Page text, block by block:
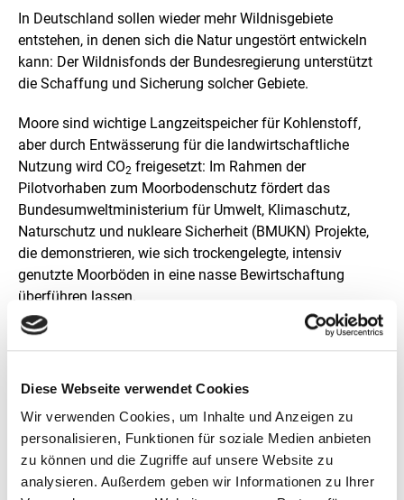
Diese Webseite verwendet Cookies
Wir verwenden Cookies, um Inhalte und Anzeigen zu
personalisieren, Funktionen für soziale Medien anbieten
zu können und die Zugriffe auf unsere Website zu
analysieren. Außerdem geben wir Informationen zu Ihrer
In Deutschland sollen wieder mehr Wildnisgebiete
entstehen, in denen sich die Natur ungestört entwickeln
kann: Der Wildnisfonds der Bundesregierung unterstützt
die Schaffung und Sicherung solcher Gebiete.
Moore sind wichtige Langzeitspeicher für Kohlenstoff,
aber durch Entwässerung für die landwirtschaftliche
Nutzung wird CO2 freigesetzt: Im Rahmen der
Pilotvorhaben zum Moorbodenschutz fördert das
Bundesumweltministerium für Umwelt, Klimaschutz,
Naturschutz und nukleare Sicherheit (BMUKN) Projekte,
die demonstrieren, wie sich trockengelegte, intensiv
genutzte Moorböden in eine nasse Bewirtschaftung
überführen lassen.
Meeresmüll ist ein weltweites Problem: Das BMUKN
vermeiden, so dass Meeresmüll gar nicht erst entsteht.
Seit 2021 fördert das BMUKN mit der Europäischen
Umweltschutzinitiative EURENI (EURopean ENvironment